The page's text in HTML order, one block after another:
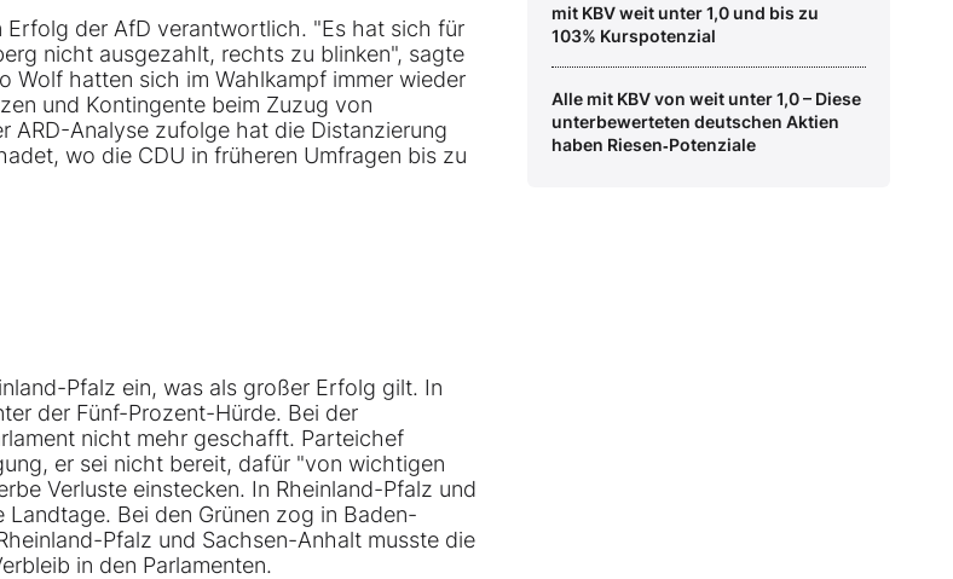
der AfD verantwortlich. "Es hat sich für
nicht ausgezahlt, rechts zu blinken", sagte
Wolf hatten sich im Wahlkampf immer wieder
und Kontingente beim Zuzug von
ARD-Analyse zufolge hat die Distanzierung
wo die CDU in früheren Umfragen bis zu
Pfalz ein, was als großer Erfolg gilt. In
der Fünf-Prozent-Hürde. Bei der
nicht mehr geschafft. Parteichef
er sei nicht bereit, dafür "von wichtigen
Verluste einstecken. In Rheinland-Pfalz und
Bei den Grünen zog in Baden-
Pfalz und Sachsen-Anhalt musste die
in den Parlamenten.
mit KBV weit unter 1,0 und bis zu
103% Kurspotenzial
Alle mit KBV von weit unter 1,0 – Diese
unterbewerteten deutschen Aktien
haben Riesen‑Potenziale